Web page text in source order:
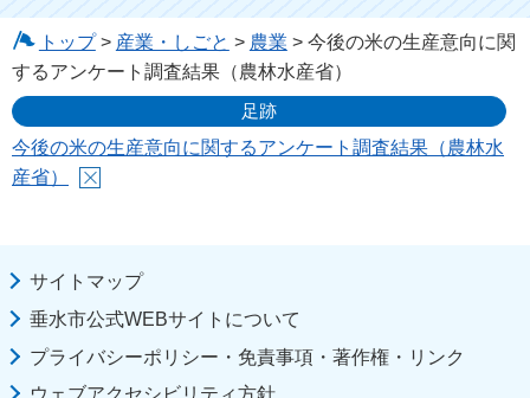
トップ> 産業・しごと > 農業 > 今後の米の生産意向に関
するアンケート調査結果（農林水産省）
足跡
今後の米の生産意向に関するアンケート調査結果（農林水
産省）
サイトマップ
垂水市公式WEBサイトについて
プライバシーポリシー・免責事項・著作権・リンク